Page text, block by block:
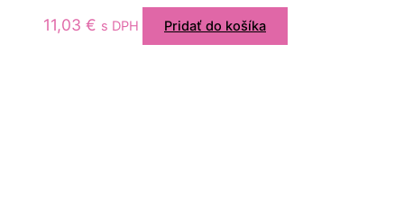
11,03 € s DPH Pridať do košíka